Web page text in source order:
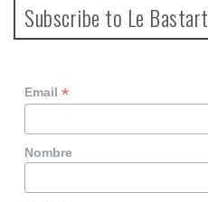
Subscribe to Le Bastart
Email*
Nombre